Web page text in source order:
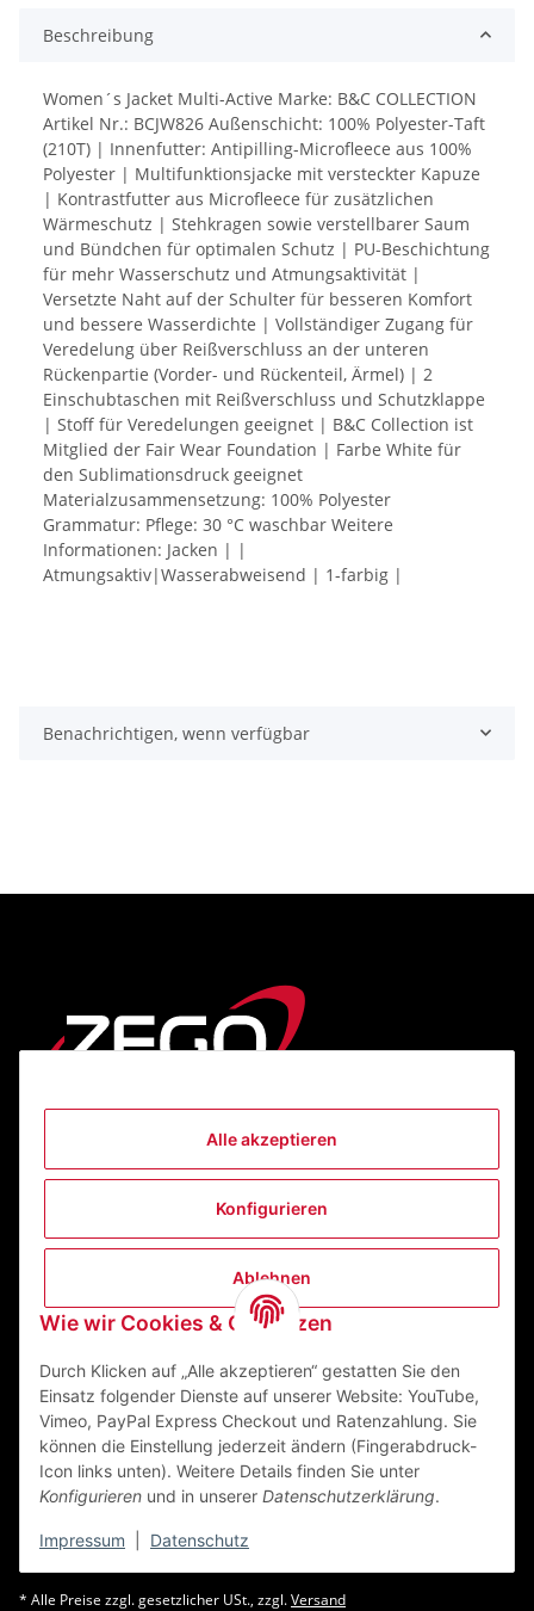
Alle akzeptieren
Konfigurieren
Ablehnen
Wie wir Cookies & Co nutzen
Durch Klicken auf „Alle akzeptieren“ gestatten Sie den
Einsatz folgender Dienste auf unserer Website: YouTube,
Vimeo, PayPal Express Checkout und Ratenzahlung. Sie
können die Einstellung jederzeit ändern (Fingerabdruck-
Icon links unten). Weitere Details finden Sie unter
Konfigurieren und in unserer Datenschutzerklärung.
Impressum Datenschutz
Beschreibung
Women´s Jacket Multi-Active Marke: B&C COLLECTION
Artikel Nr.: BCJW826 Außenschicht: 100% Polyester-Taft
(210T) | Innenfutter: Antipilling-Microfleece aus 100%
Polyester | Multifunktionsjacke mit versteckter Kapuze
| Kontrastfutter aus Microfleece für zusätzlichen
Wärmeschutz | Stehkragen sowie verstellbarer Saum
und Bündchen für optimalen Schutz | PU-Beschichtung
für mehr Wasserschutz und Atmungsaktivität |
Versetzte Naht auf der Schulter für besseren Komfort
und bessere Wasserdichte | Vollständiger Zugang für
Veredelung über Reißverschluss an der unteren
Rückenpartie (Vorder- und Rückenteil, Ärmel) | 2
Einschubtaschen mit Reißverschluss und Schutzklappe
| Stoff für Veredelungen geeignet | B&C Collection ist
Mitglied der Fair Wear Foundation | Farbe White für
den Sublimationsdruck geeignet
Materialzusammensetzung: 100% Polyester
Grammatur: Pflege: 30 °C waschbar Weitere
Informationen: Jacken | |
Atmungsaktiv|Wasserabweisend | 1-farbig |
Benachrichtigen, wenn verfügbar
Informationen
ZEGO Textilveredelungszentrum GmbH
63741 Aschaffenburg Deutschland
Mail:info@zego-tvz.de
Tel.:06021 59092-0
* Alle Preise zzgl. gesetzlicher USt., zzgl.Versand